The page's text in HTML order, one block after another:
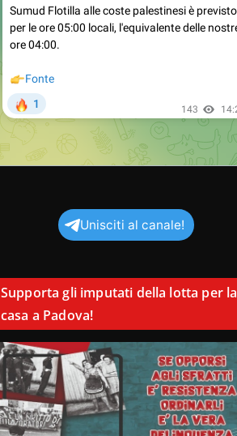
Unisciti al canale!
Supporta gli imputati della lotta per la
casa a Padova!